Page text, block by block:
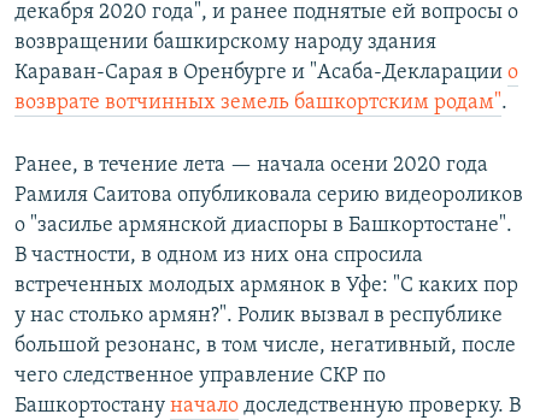
декабря 2020 года", и ранее поднятые ей вопросы о
возвращении башкирскому народу здания
Караван-Сарая в Оренбурге и "Асаба-Декларации о
возврате вотчинных земель башкортским родам".
Ранее, в течение лета — начала осени 2020 года
Рамиля Саитова опубликовала серию видеороликов
о "засилье армянской диаспоры в Башкортостане".
В частности, в одном из них она спросила
встреченных молодых армянок в Уфе: "С каких пор
у нас столько армян?". Ролик вызвал в республике
большой резонанс, в том числе, негативный, после
чего следственное управление СКР по
Башкортостану начало доследственную проверку. В